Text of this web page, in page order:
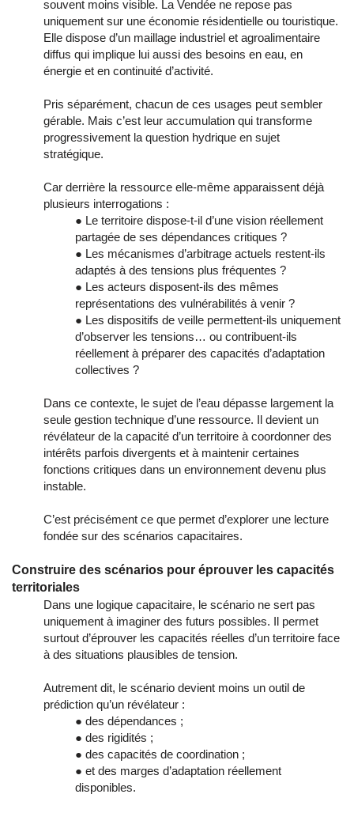
souvent moins visible. La Vendée ne repose pas
uniquement sur une économie résidentielle ou touristique.
Elle dispose d’un maillage industriel et agroalimentaire
diffus qui implique lui aussi des besoins en eau, en
énergie et en continuité d’activité.
Pris séparément, chacun de ces usages peut sembler
gérable. Mais c’est leur accumulation qui transforme
progressivement la question hydrique en sujet
stratégique.
Car derrière la ressource elle-même apparaissent déjà
plusieurs interrogations :
● Le territoire dispose-t-il d’une vision réellement
partagée de ses dépendances critiques ?
● Les mécanismes d’arbitrage actuels restent-ils
adaptés à des tensions plus fréquentes ?
● Les acteurs disposent-ils des mêmes
représentations des vulnérabilités à venir ?
● Les dispositifs de veille permettent-ils uniquement
d’observer les tensions… ou contribuent-ils
réellement à préparer des capacités d’adaptation
collectives ?
Dans ce contexte, le sujet de l’eau dépasse largement la
seule gestion technique d’une ressource. Il devient un
révélateur de la capacité d’un territoire à coordonner des
intérêts parfois divergents et à maintenir certaines
fonctions critiques dans un environnement devenu plus
instable.
C’est précisément ce que permet d’explorer une lecture
fondée sur des scénarios capacitaires.
Construire des scénarios pour éprouver les capacités
territoriales
Dans une logique capacitaire, le scénario ne sert pas
uniquement à imaginer des futurs possibles. Il permet
surtout d’éprouver les capacités réelles d’un territoire face
à des situations plausibles de tension.
Autrement dit, le scénario devient moins un outil de
prédiction qu’un révélateur :
● des dépendances ;
● des rigidités ;
● des capacités de coordination ;
● et des marges d’adaptation réellement
disponibles.